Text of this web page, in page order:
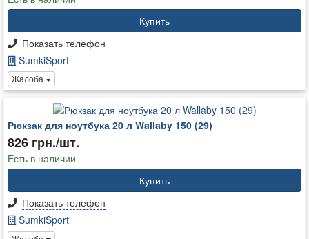
Купить
Показать телефон
SumkiSport
Жалоба
Рюкзак для ноутбука 20 л Wallaby 150 (29)
826 грн./шт.
Есть в наличии
Купить
Показать телефон
SumkiSport